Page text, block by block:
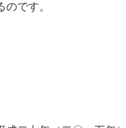
です。